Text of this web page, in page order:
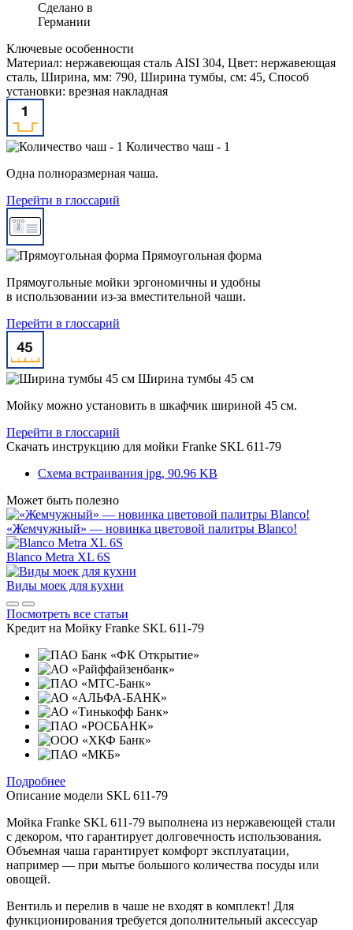
Сделано в
Германии
Ключевые особенности
Материал: нержавеющая сталь AISI 304, Цвет: нержавеющая
сталь, Ширина, мм: 790, Ширина тумбы, см: 45, Способ
установки: врезная накладная
Количество чаш - 1
Одна полноразмерная чаша.
Перейти в глоссарий
Прямоугольная форма
Прямоугольные мойки эргономичны и удобны
в использовании из-за вместительной чаши.
Перейти в глоссарий
Ширина тумбы 45 см
Мойку можно установить в шкафчик шириной 45 см.
Перейти в глоссарий
Скачать инструкцию для мойки Franke SKL 611-79
Схема встраивания jpg, 90.96 KB
Может быть полезно
«Жемчужный» — новинка цветовой палитры Blanco!
Blanco Metra XL 6S
Виды моек для кухни
Посмотреть все статьи
Кредит на Мойку Franke SKL 611-79
Подробнее
Описание модели SKL 611-79
Мойка Franke SKL 611-79 выполнена из нержавеющей стали
с декором, что гарантирует долговечность использования.
Объемная чаша гарантирует комфорт эксплуатации,
например — при мытье большого количества посуды или
овощей.
Вентиль и перелив в чаше не входят в комплект! Для
функционирования требуется дополнительный аксессуар